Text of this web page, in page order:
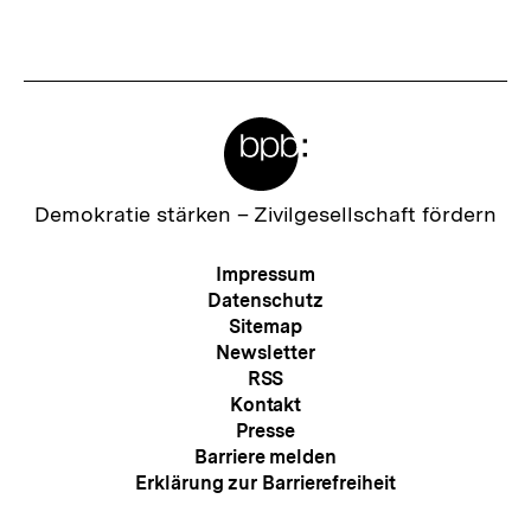
n
Zur
Demokratie stärken – Zivilgesellschaft fördern
Meta-
Navigation
Impressum
Datenschutz
Sitemap
Newsletter
RSS
Kontakt
Presse
Barriere melden
Erklärung zur Barrierefreiheit